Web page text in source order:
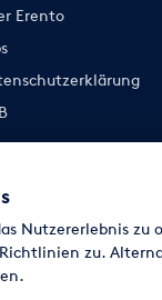
Erento
Nutzererlebnis
zu.